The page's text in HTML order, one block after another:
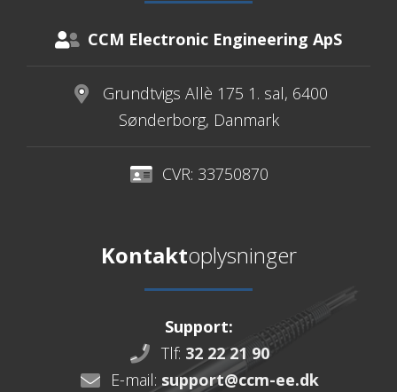
CCM Electronic Engineering ApS
Grundtvigs Allè 175 1. sal, 6400
Sønderborg, Danmark
CVR: 33750870
Kontaktoplysninger
Support:
Tlf: 32 22 21 90
E-mail: support@ccm-ee.dk